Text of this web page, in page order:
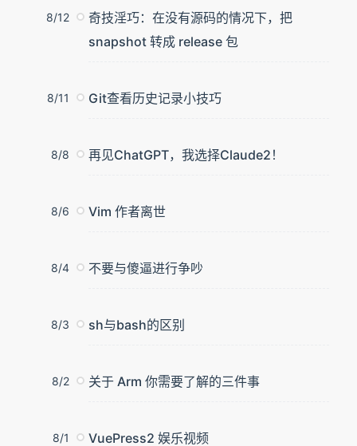
8/12
奇技淫巧：在没有源码的情况下，把
snapshot 转成 release 包
8/11 Git查看历史记录小技巧
8/8 再见ChatGPT，我选择Claude2！
8/6 Vim 作者离世
8/4 不要与傻逼进行争吵
8/3 sh与bash的区别
8/2 关于 Arm 你需要了解的三件事
8/1 VuePress2 娱乐视频